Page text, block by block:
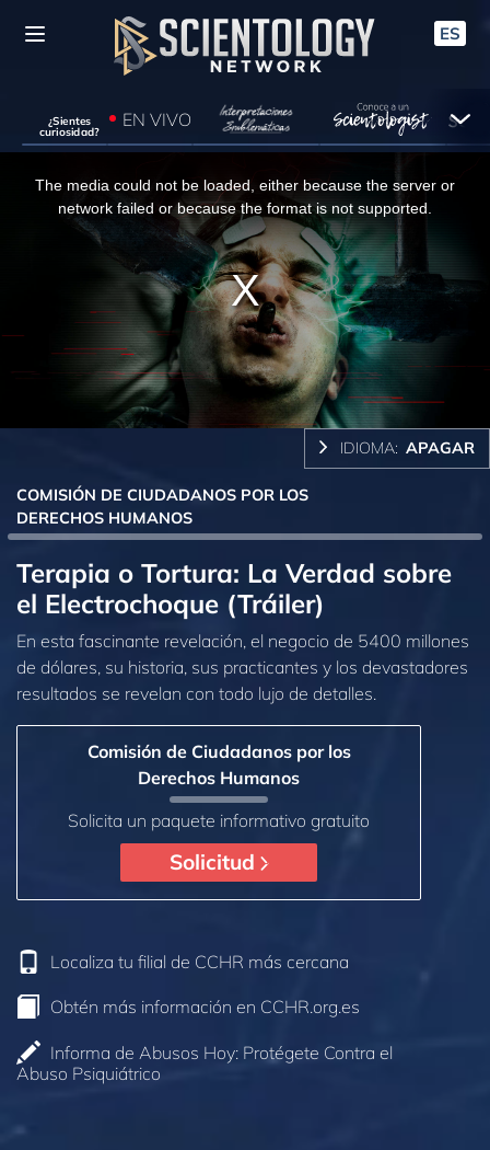
ES
¿Sientes
curiosidad?
EN VIVO
The media could not be loaded, either because the server or
network failed or because the format is not supported.
IDIOMA: APAGAR
COMISIÓN DE CIUDADANOS POR LOS
DERECHOS HUMANOS
Terapia o Tortura: La Verdad sobre
el Electrochoque (Tráiler)
En esta fascinante revelación, el negocio de 5400 millones
de dólares, su historia, sus practicantes y los devastadores
resultados se revelan con todo lujo de detalles.
Comisión de Ciudadanos por los
Derechos Humanos
Solicita un paquete informativo gratuito
Solicitud
Localiza tu filial de CCHR más cercana
Obtén más información en CCHR.org.es
Informa de Abusos Hoy: Protégete Contra el
Abuso Psiquiátrico